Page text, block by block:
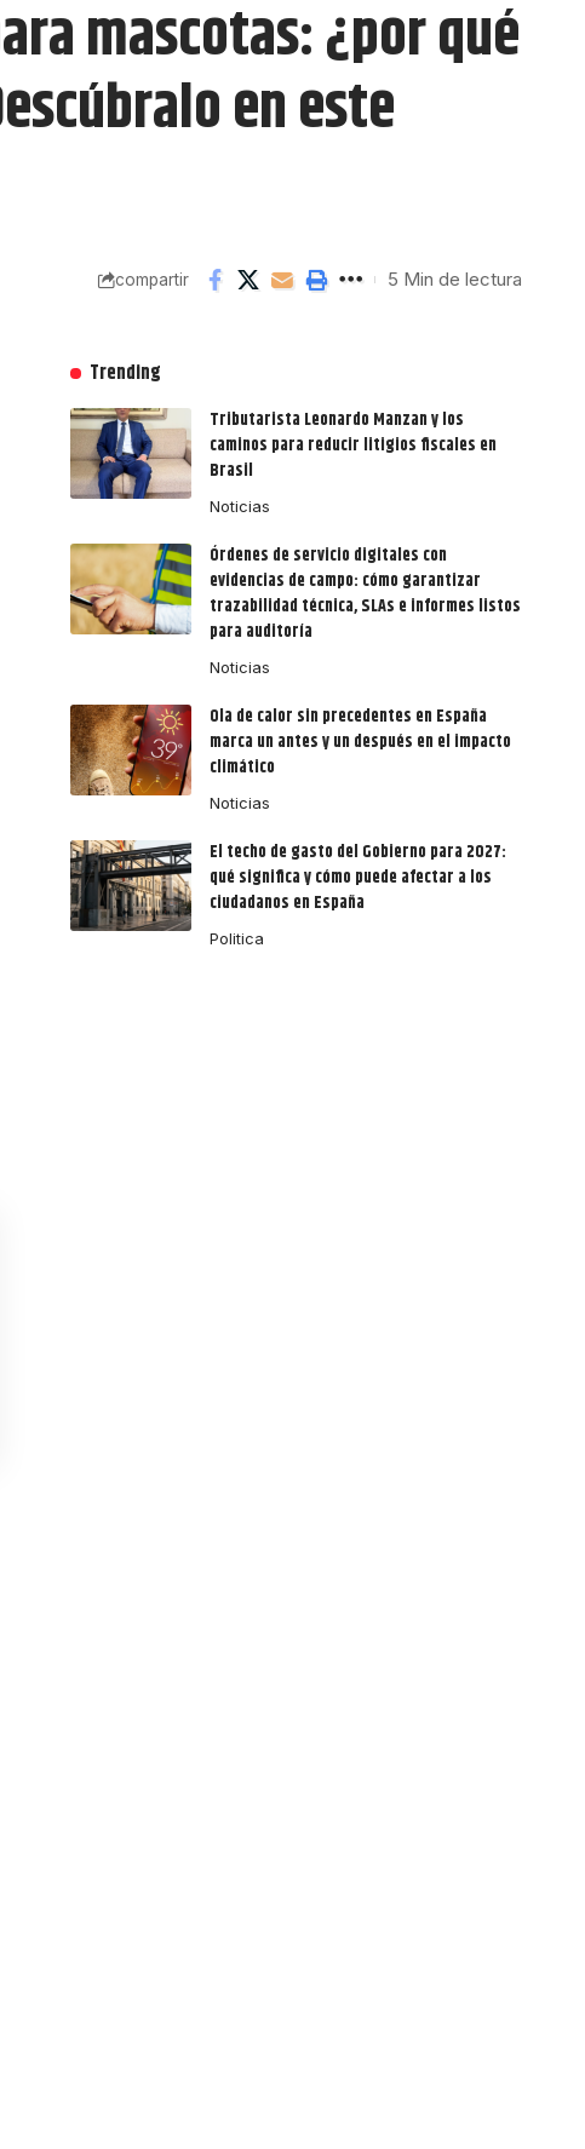
mascotas: ¿por qué
en este
compartir 5 Min de lectura
Trending
Tributarista Leonardo Manzan y los
caminos para reducir litigios fiscales en
Brasil
Noticias
Órdenes de servicio digitales con
evidencias de campo: cómo garantizar
trazabilidad técnica, SLAs e informes listos
para auditoría
Noticias
Ola de calor sin precedentes en España
marca un antes y un después en el impacto
climático
Noticias
El techo de gasto del Gobierno para 2027:
qué significa y cómo puede afectar a los
ciudadanos en España
Politica